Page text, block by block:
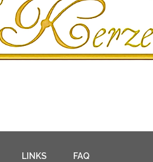
LINKS FAQ